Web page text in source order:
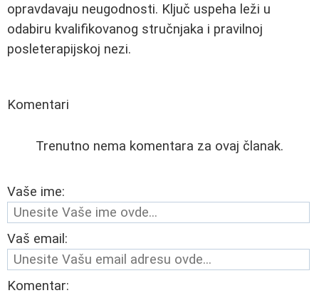
opravdavaju neugodnosti. Ključ uspeha leži u
odabiru kvalifikovanog stručnjaka i pravilnoj
posleterapijskoj nezi.
Komentari
Trenutno nema komentara za ovaj članak.
Vaše ime:
Vaš email:
Komentar: